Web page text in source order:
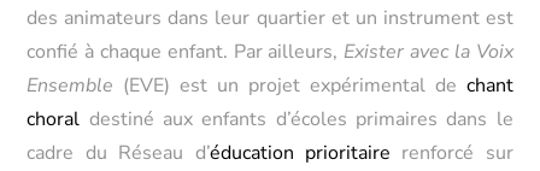
des animateurs dans leur quartier et un instrument est
confié à chaque enfant. Par ailleurs, Exister avec la Voix
Ensemble (EVE) est un projet expérimental de chant
choral destiné aux enfants d’écoles primaires dans le
cadre du Réseau d’éducation prioritaire renforcé sur